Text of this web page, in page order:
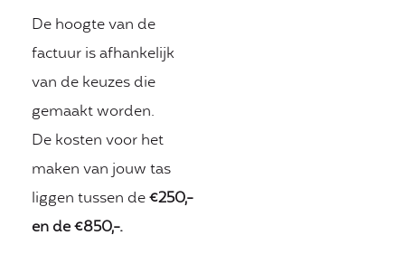
De hoogte van de
factuur is afhankelijk
van de keuzes die
gemaakt worden.
De kosten voor het
maken van jouw tas
liggen tussen de€250,-
en de €850,-.